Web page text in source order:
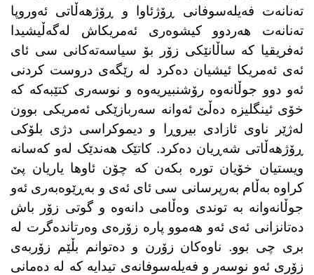
تەنانەت فەیلەسوفانی ڕۆژئاوا و ڕۆژهەڵاتی ئەوروپا
تەنانەت هەردوو کیشوەری ئەمریکاش لەگەڵیشیدا
ئەفریقیا کە ساڵانێکی زۆر بۆ سیاسەتەکانی سی ئای
ئەی ئەمریکا ئیشیان دەکرد لە رێگەی دروست کردنی
ئەو دوو جوڵانەوە رۆشنبیریەوە و نوسەری کتێبەکە کە
خۆی ئینگلیزە دەڵێ ئەوانە سەربازێکی ئەمریکی بوون
لەژێر ناوی ئازادی بیروڕا و دیموکراسی دژی بلۆکی
ڕۆژهەڵاتی شەڕیان دەکرد. کاتێک هەندێک لەو کەسانە
ویستیان خۆیان تورە بکەن کە چۆن ئاوها یاریان پێ
کراوە بەڵام بەرپرسانی سی ئای ئەی و بەڕێوەبەری ئەو
جوڵانەوانە بە توندی وەڵامی دانەوە و گوتی زۆر باش
دەتانزانی ئەی ئەو هەموو پارە زۆرەی وەرتاندەگرت لە
بری چی بوو. ناوەکان زۆرن و دەتوانم بڵێم زۆربەی
زۆری ئەو نوسەر و فەیلەسوفانەی تیدایە کە لە دەمانی